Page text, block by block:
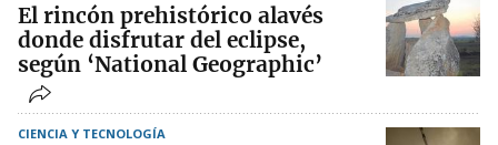
El rincón prehistórico alavés
donde disfrutar del eclipse,
según ‘National Geographic’
CIENCIA Y TECNOLOGÍA